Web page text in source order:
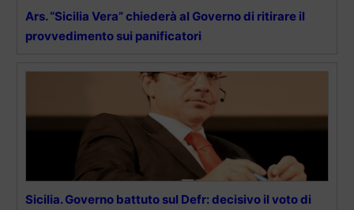
Ars. “Sicilia Vera” chiederà al Governo di ritirare il
provvedimento sui panificatori
Sicilia. Governo battuto sul Defr: decisivo il voto di